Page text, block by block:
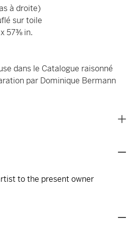
à droite)
sur toile
57⅜ in.
dans le Catalogue raisonné
par Dominique Bermann
to the present owner